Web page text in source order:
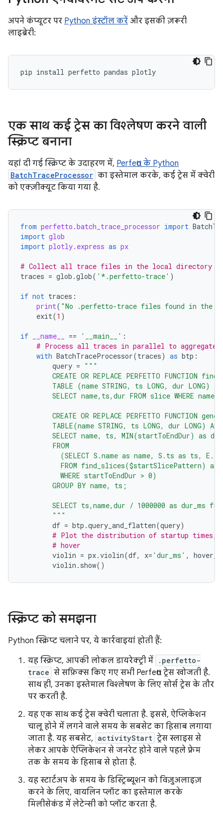
अपने कंप्यूटर पर Python इंस्टॉल करें और इसकी ज़रूरी
लाइब्रेरी:
pip install perfetto pandas
एक साथ कई ट्रेस का विश्लेषण करने वाली
स्क्रिप्ट बनाना
यहां दी गई स्क्रिप्ट के उदाहरण में, Perfetto के Python
BatchTraceProcessor का इस्तेमाल करके, कई ट्रेस में क्वेरी
को एक्ज़ीक्यूट किया गया है.
from perfetto.batch_trace_processor import
import glob
import plotly.express as px
# Collect all trace files in the local directory
traces = glob .glob( '*.perfetto-trace' )
if not traces :
print( "No .perfetto-trace files found in the
exit(1 )
if __name__ == '__main__' :
# Process all traces in parallel to aggregate
with BatchTraceProcessor(traces) as btp :
query = """
CREATE OR REPLACE PERFETTO FUNCTION
        TABLE (name STRING, ts LONG, dur LONG) AS
SELECT name,ts,dur FROM slice WHERE name
CREATE OR REPLACE PERFETTO FUNCTION
        TABLE(name STRING, ts LONG, dur LONG) AS
        SELECT name, ts, MIN(startToEndDur) as dur
        FROM
(SELECT S.name as name, S.ts as ts,
FROM find_slices($startSlicePattern)
          WHERE startToEndDur > 0)
        GROUP BY name, ts;
SELECT ts,name,dur / 1000000 as dur_ms
        """
df = btp .query_and_flatten(query)
# Plot the distribution of startup times,
# hover
violin = px.violin(df, x= 'dur_ms' ,
violin . show()
स्क्रिप्ट को समझना
Python स्क्रिप्ट चलाने पर, ये कार्रवाइयां होती हैं:
यह स्क्रिप्ट, आपकी लोकल डायरेक्ट्री में
.perfetto-
trace से सफ़िक्स किए गए सभी Perfetto ट्रेस खोजती है.
साथ ही, उनका इस्तेमाल विश्लेषण के लिए सोर्स ट्रेस के तौर
पर करती है.
यह एक साथ कई ट्रेस क्वेरी चलाता है. इससे, ऐप्लिकेशन
चालू होने में लगने वाले समय के सबसेट का हिसाब लगाया
जाता है. यह सबसेट, activityStart ट्रेस स्लाइस से
लेकर आपके ऐप्लिकेशन से जनरेट होने वाले पहले फ़्रेम
तक के समय के हिसाब से होता है.
यह स्टार्टअप के समय के डिस्ट्रिब्यूशन को विज़ुअलाइज़
करने के लिए, वायलिन प्लॉट का इस्तेमाल करके
मिलीसेकंड में लेटेन्सी को प्लॉट करता है.